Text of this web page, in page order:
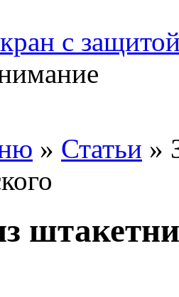
с
» Статьи »